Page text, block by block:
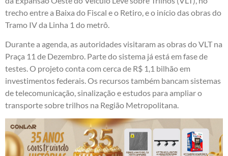
trecho entre a Baixa do Fiscal e o Retiro, e o início das obras do
Tramo IV da Linha 1 do metrô.
Durante a agenda, as autoridades visitaram as obras do VLT na
Praça 11 de Dezembro. Parte do sistema já está em fase de
testes. O projeto conta com cerca de R$ 1,1 bilhão em
investimentos federais. Os recursos também bancam sistemas
de telecomunicação, sinalização e estudos para ampliar o
transporte sobre trilhos na Região Metropolitana.